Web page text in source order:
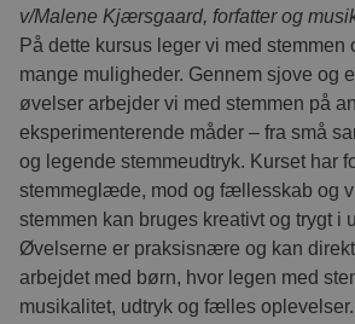
v/Malene Kjærsgaard, forfatter og
På dette kursus leger vi med stemmen
mange muligheder. Gennem sjove og
øvelser arbejder vi med stemmen på
eksperimenterende måder – fra små
og legende stemmeudtryk. Kurset har
stemmeglæde, mod og fællesskab og
stemmen kan bruges kreativt og trygt i
Øvelserne er praksisnære og kan
arbejdet med børn, hvor legen med
musikalitet, udtryk og fælles oplevelser.